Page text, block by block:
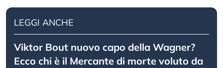
LEGGI ANCHE
Viktor Bout nuovo capo della Wagner?
Ecco chi è il Mercante di morte voluto da